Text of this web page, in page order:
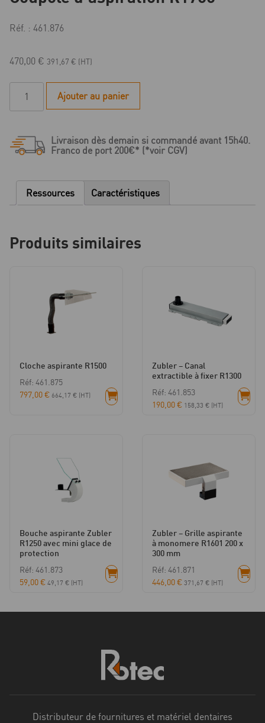
Réf. : 461.876
470,00 € 391,67 € (HT)
R1700
Ajouter au panier
Livraison dès demain si commandé avant 15h40.
Franco de port 200€* (*voir CGV)
Ressources Caractéristiques
Produits similaires
Cloche aspirante R1500
Réf: 461.875
797,00€ 664,17 € (HT)
Zubler – Canal
extractible à fixer R1300
Réf: 461.853
190,00€ 158,33 € (HT)
Bouche aspirante Zubler
R1250 avec mini glace de
protection
Réf: 461.873
59,00€ 49,17 € (HT)
Zubler – Grille aspirante
à monomere R1601 200 x
300 mm
Réf: 461.871
446,00€ 371,67 € (HT)
Distributeur de fournitures et matériel dentaires